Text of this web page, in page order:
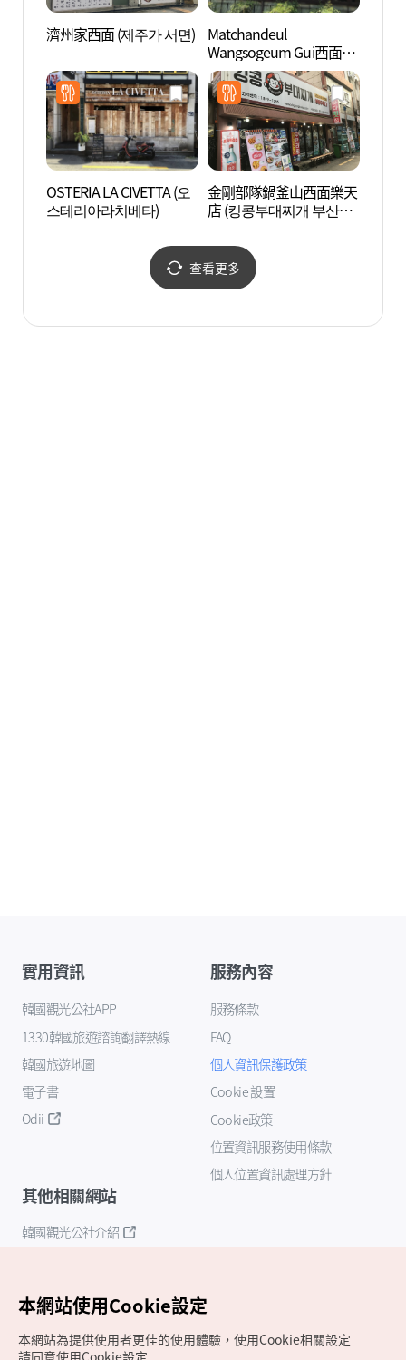
濟州家西面 (제주가 서면)
Matchandeul
Wangsogeum Gui西面
(맛찬들왕소금구이 서면)
OSTERIA LA CIVETTA (오
스테리아라치베타)
金剛部隊鍋釜山西面樂天
店 (킹콩부대찌개 부산서
查看更多
實用資訊
韓國觀光公社APP
1330韓國旅遊諮詢翻譯熱線
韓國旅遊地圖
電子書
Odii
服務內容
服務條款
FAQ
個人資訊保護政策
Cookie 設置
Cookie政策
位置資訊服務使用條款
個人位置資訊處理方針
其他相關網站
韓國觀光公社介紹
本網站使用Cookie設定
本網站為提供使用者更佳的使用體驗，使用Cookie相關設定
請同意使用Cookie設定